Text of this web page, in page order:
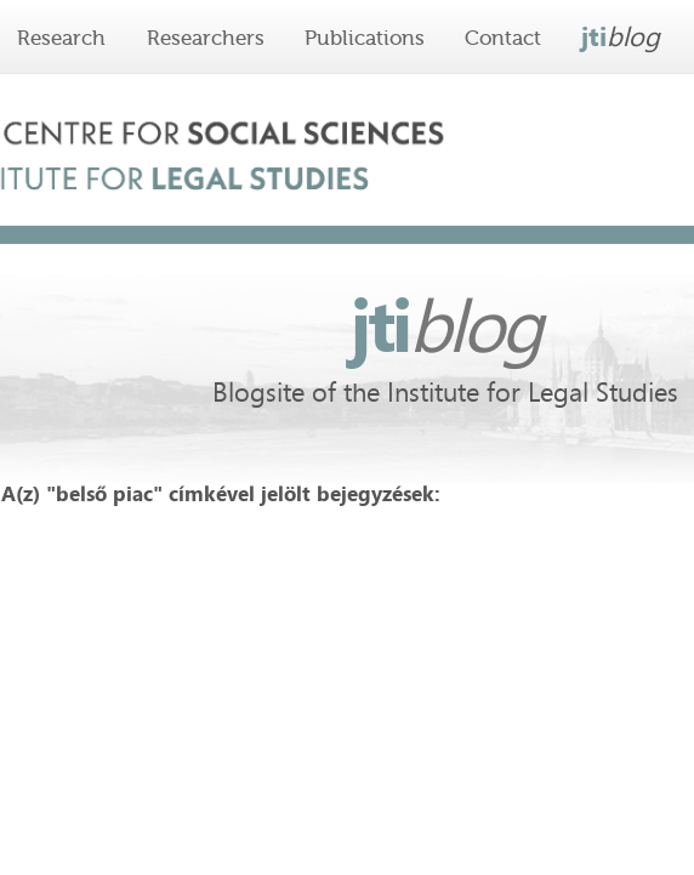
Research Researchers Publications Contact jtiblog
jtiblog
Blogsite of the Institute for Legal Studies
A(z) "belső piac" címkével jelölt bejegyzések: